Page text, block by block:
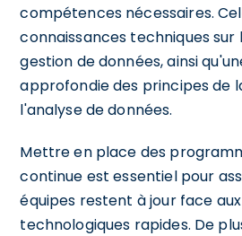
compétences nécessaires.
connaissances techniques sur
gestion de données, ainsi
approfondie des principes de
l'analyse de données.
Mettre en place des
continue est essentiel pour
équipes restent à jour face
technologiques rapides. De